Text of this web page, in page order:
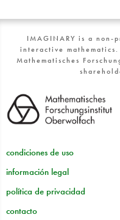
IMAGINARY is a
interactive
Mathematisches
condiciones de uso
información legal
política de privacidad
contacto